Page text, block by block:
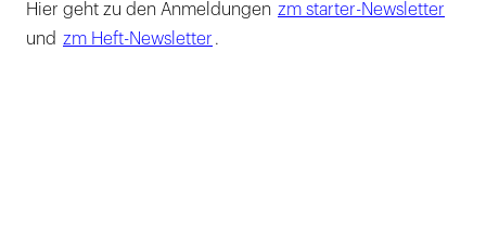
Hier geht zu den Anmeldungen zm starter-Newsletter
und zm Heft-Newsletter .